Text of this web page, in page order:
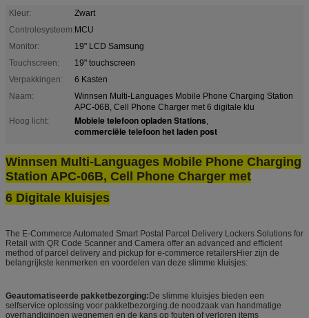
Kleur:
Zwart
Controlesysteem:MCU
Monitor:
19" LCD Samsung
Touchscreen:
19" touchscreen
Verpakkingen:
6 Kasten
Naam:
Winnsen Multi-Languages Mobile Phone Charging Station
APC-06B, Cell Phone Charger met 6 digitale klu
Hoog licht:
Mobiele telefoon opladen Stations,
commerciële telefoon het laden post
Winnsen Multi-Languages Mobile Phone Charging
Station APC-06B, Cell Phone Charger met
6 Digitale kluisjes
The E-Commerce Automated Smart Postal Parcel Delivery Lockers Solutions for
Retail with QR Code Scanner and Camera offer an advanced and efficient
method of parcel delivery and pickup for e-commerce retailersHier zijn de
belangrijkste kenmerken en voordelen van deze slimme kluisjes:
Geautomatiseerde pakketbezorging:De slimme kluisjes bieden een
selfservice oplossing voor pakketbezorging.de noodzaak van handmatige
overhandigingen wegnemen en de kans op fouten of verloren items